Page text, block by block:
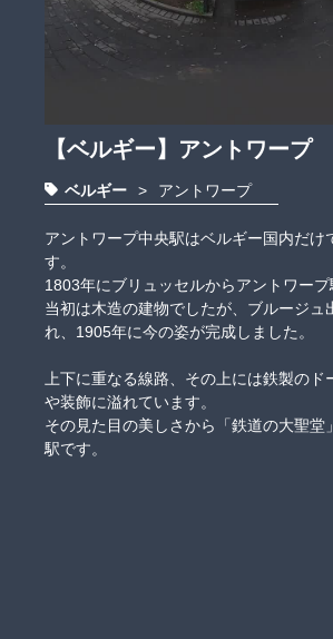
【ベルギー】アントワー
ベルギー > アントワープ
アントワープ中央駅はベルギー国内だ
す。
1803年にブリュッセルからアントワー
当初は木造の建物でしたが、ブルージ
れ、1905年に今の姿が完成しました。
上下に重なる線路、その上には鉄製の
や装飾に溢れています。
その見た目の美しさから「鉄道の大聖
駅です。